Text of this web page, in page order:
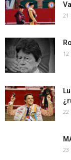
21
22
23